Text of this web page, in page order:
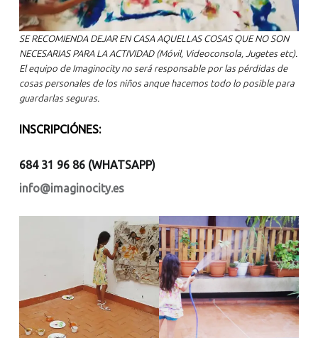
SE RECOMIENDA DEJAR EN CASA AQUELLAS COSAS QUE NO SON
NECESARIAS PARA LA ACTIVIDAD (Móvil, Videoconsola, Jugetes etc).
El equipo de Imaginocity no será responsable por las pérdidas de
cosas personales de los niños anque hacemos todo lo posible para
guardarlas seguras.
INSCRIPCIÓNES:
684 31 96 86 (WHATSAPP)
info@imaginocity.es